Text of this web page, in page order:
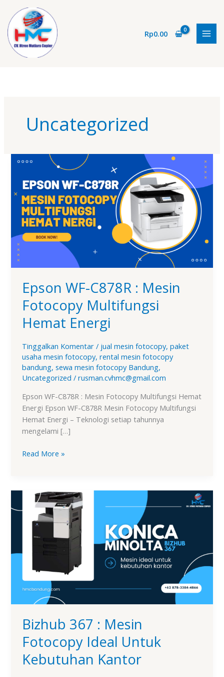
konten
Rp0.00
Uncategorized
Epson WF-C878R : Mesin
Fotocopy Multifungsi
Hemat Energi
Tinggalkan Komentar / jual mesin fotocopy,paket
usaha mesin fotocopy,rental mesin fotocopy
bandung,sewa mesin fotocopy Bandung,
Uncategorized /rusman.cvhmc@gmail.com
Epson WF-C878R : Mesin Fotocopy Multifungsi Hemat
Energi Epson WF-C878R Mesin Fotocopy Multifungsi
Hemat Energi – Teknologi setiap tahunnya
mengelami […]
Epson
C878R
:
Mesin
Fotocopy
Multifungsi
Hemat
Read More »
Bizhub 367 : Mesin
Fotocopy Ideal Untuk
Kebutuhan Kantor
Bizhub
Ideal
Kantor